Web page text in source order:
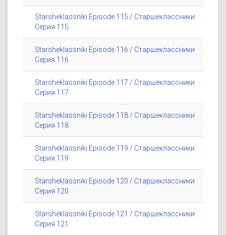
Starsheklassniki Episode 115 / Старшеклассники
Серия 115
Starsheklassniki Episode 116 / Старшеклассники
Серия 116
Starsheklassniki Episode 117 / Старшеклассники
Серия 117
Starsheklassniki Episode 118 / Старшеклассники
Серия 118
Starsheklassniki Episode 119 / Старшеклассники
Серия 119
Starsheklassniki Episode 120 / Старшеклассники
Серия 120
Starsheklassniki Episode 121 / Старшеклассники
Серия 121